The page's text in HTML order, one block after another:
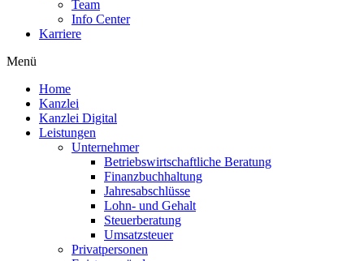
Team
Info Center
Karriere
Menü
Home
Kanzlei
Kanzlei Digital
Leistungen
Unternehmer
Betriebswirtschaftliche Beratung
Finanzbuchhaltung
Jahresabschlüsse
Lohn- und Gehalt
Steuerberatung
Umsatzsteuer
Privatpersonen